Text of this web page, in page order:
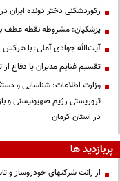
رکوردشکنی دختر دونده ایران
پزشکیان: مشروطه نقطه عطف
آیت‌الله جوادی آملی: با هرکس
تقسیم غنایم مدیران یا دفاع
در استان کرمان
پربازدید ها
از رانت‌ شرکتهای خودروساز و